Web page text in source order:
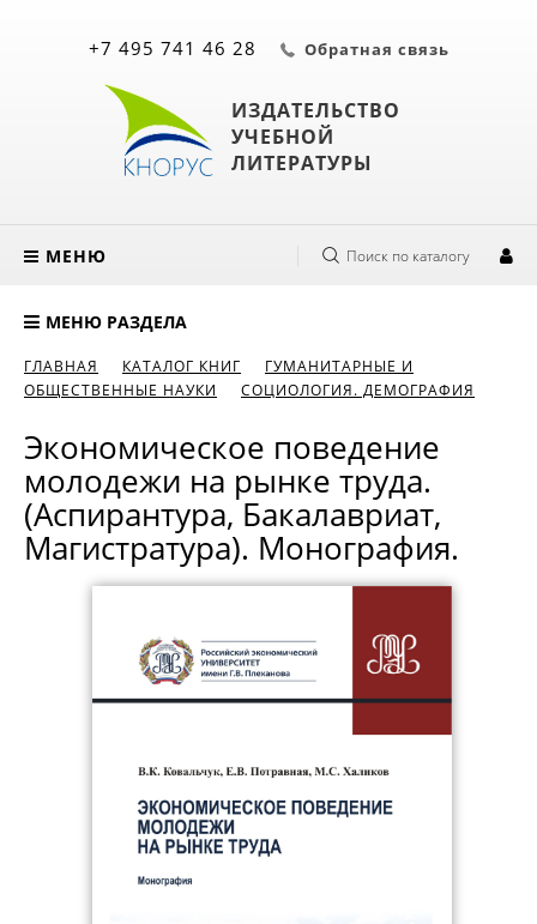
ИЗДАТЕЛЬСТВО
УЧЕБНОЙ
ЛИТЕРАТУРЫ
+7 495 741 46 28 Обратная связь
МЕНЮ Поиск по каталогу
МЕНЮ РАЗДЕЛА
ГЛАВНАЯ КАТАЛОГ КНИГ
ГУМАНИТАРНЫЕ И
ОБЩЕСТВЕННЫЕ НАУКИ
СОЦИОЛОГИЯ. ДЕМОГРАФИЯ
Экономическое поведение
молодежи на рынке труда.
(Аспирантура, Бакалавриат,
Магистратура). Монография.